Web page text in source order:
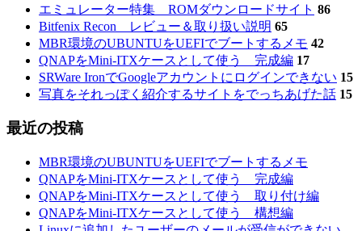
エミュレーター特集 ROMダウンロードサイト 86
Bitfenix Recon レビュー＆取り扱い説明 65
MBR環境のUBUNTUをUEFIでブートするメモ 42
QNAPをMini-ITXケースとして使う 完成編 17
SRWare IronでGoogleアカウントにログインできない 15
写真をそれっぽく紹介するサイトをでっちあげた話 15
最近の投稿
MBR環境のUBUNTUをUEFIでブートするメモ
QNAPをMini-ITXケースとして使う 完成編
QNAPをMini-ITXケースとして使う 取り付け編
QNAPをMini-ITXケースとして使う 構想編